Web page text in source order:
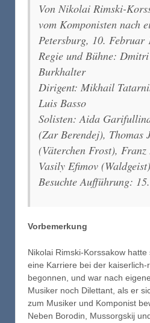
Von Nikolai Rimski-
vom Komponisten nach
Petersburg, 10. Februar
Regie und Bühne:
Burkhalter
Dirigent: Mikhail
Luis Basso
Solisten: Aida
(Zar Berendej),
(Väterchen Frost),
Vasily Efimov
Besuchte Aufführung:
Vorbemerkung
Nikolai Rimski-Korssakow
eine Karriere bei der kaiserlich-
begonnen, und war nach
Musiker noch Dilettant, als er
zum Musiker und Komponist
Neben Borodin, Mussorgskij